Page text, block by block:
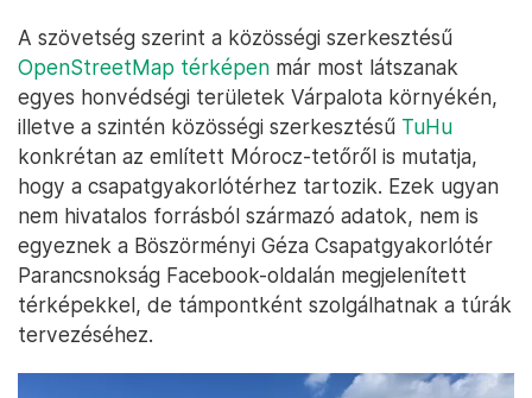
A szövetség szerint a közösségi szerkesztésű
OpenStreetMap térképen már most látszanak
egyes honvédségi területek Várpalota környékén,
illetve a szintén közösségi szerkesztésű TuHu
konkrétan az említett Mórocz-tetőről is mutatja,
hogy a csapatgyakorlótérhez tartozik. Ezek ugyan
nem hivatalos forrásból származó adatok, nem is
egyeznek a Böszörményi Géza Csapatgyakorlótér
Parancsnokság Facebook-oldalán megjelenített
térképekkel, de támpontként szolgálhatnak a túrák
tervezéséhez.